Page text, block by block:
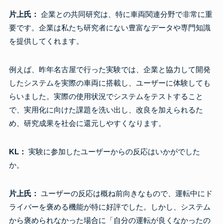
片上氏： 企業との共同研究は、特に車両関連分野で非常に重
要です。企業は私たち研究者にない豊富なデータや専門知識
を提供してくれます。
例えば、昨年名古屋で行った実験では、企業と協力して開発
したシステムを実際の車両に搭載し、ユーザーに体験しても
らいました。実際の使用状況でシステムをテストすること
で、実用化に向けた課題を洗い出し、改良を加えられるた
め、研究成果を社会に還元しやすくなります。
KL： 実験に参加したユーザーからの反応はいかがでした
か。
片上氏： ユーザーの反応は概ね前向きなもので、運転中にド
ライバーを褒める機能が特に好評でした。しかし、システム
から褒められなかった場合に「自分の運転が良くなかったの